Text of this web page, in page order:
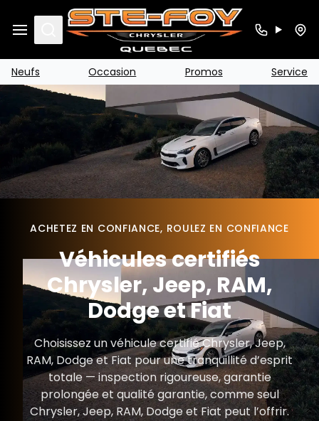
Search
Neufs Occasion Promos Service
ACHETEZ EN CONFIANCE, ROULEZ EN CONFIANCE
Véhicules certifiés
Chrysler, Jeep, RAM,
Dodge et Fiat
Choisissez un véhicule certifié Chrysler, Jeep,
RAM, Dodge et Fiat pour une tranquillité d’esprit
totale — inspection rigoureuse, garantie
prolongée et qualité garantie, comme seul
Chrysler, Jeep, RAM, Dodge et Fiat peut l’offrir.